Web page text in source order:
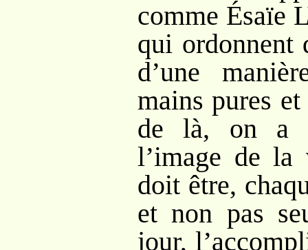
comme Ésaïe
qui ordonnent
d’une
mains pures
de là, on a
l’image de
doit être,
et non pas
jour,